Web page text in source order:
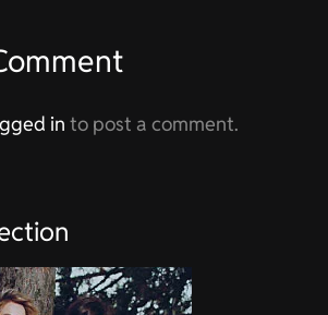
in to post a comment.